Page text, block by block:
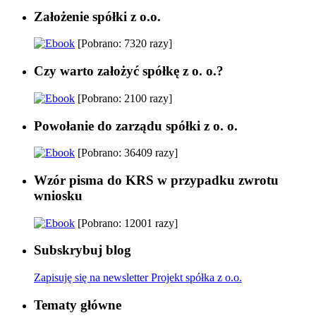
Założenie spółki z o.o.
[Pobrano: 7320 razy]
Czy warto założyć spółkę z o. o.?
[Pobrano: 2100 razy]
Powołanie do zarządu spółki z o. o.
[Pobrano: 36409 razy]
Wzór pisma do KRS w przypadku zwrotu
wniosku
[Pobrano: 12001 razy]
Subskrybuj blog
Zapisuję się na newsletter Projekt spółka z o.o.
Tematy główne